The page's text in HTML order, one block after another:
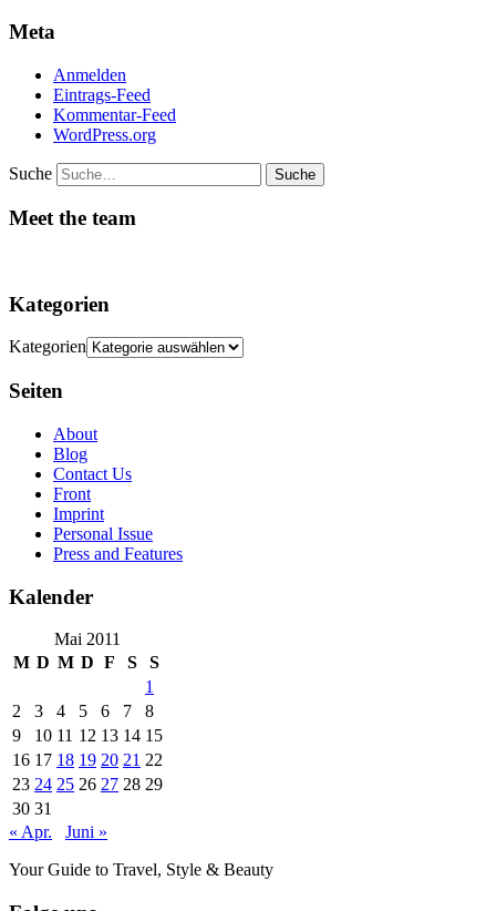
Meta
Anmelden
Eintrags-Feed
Kommentar-Feed
WordPress.org
Suche
Meet the team
Kategorien
Kategorien
Seiten
About
Blog
Contact Us
Front
Imprint
Personal Issue
Press and Features
Kalender
Mai 2011
M D M D F S
S
1
2
3 4 5 6 7
8
9
10 11 12 13 14 15
16 17 18 19 20 21 22
23 24 25 26 27 28 29
30 31
« Apr.
Juni »
Your Guide to Travel, Style & Beauty